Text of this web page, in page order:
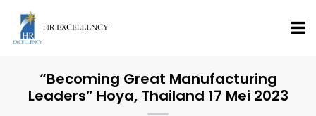
“Becoming Great Manufacturing
Leaders” Hoya, Thailand 17 Mei 2023